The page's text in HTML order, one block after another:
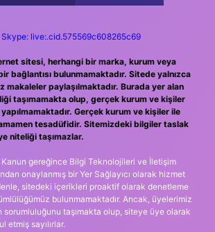
Skype: live:.cid.575569c608265c69
sitesi, herhangi bir marka, kurum veya
bağlantısı bulunmamaktadır. Sitede yalnızca
makaleler paylaşılmaktadır. Burada yer alan
taşımamakta olup, gerçek kurum ve kişiler
yapılmamaktadır. Gerçek kurum ve kişiler ile
tesadüfidir. Sitemizdeki bilgiler taslak
niteliği taşımazlar.
Kanun gereğince Bilgi Teknolojileri ve İletişim
onaylanmış bir Yer Sağlayıcı olarak hizmet
sitedeki içerikleri proaktif olarak denetleme
bulunmamaktadır. Ancak, üyelerimiz
sorumluluğunu taşımakta olup, siteye üye olarak
etmiş sayılırlar.